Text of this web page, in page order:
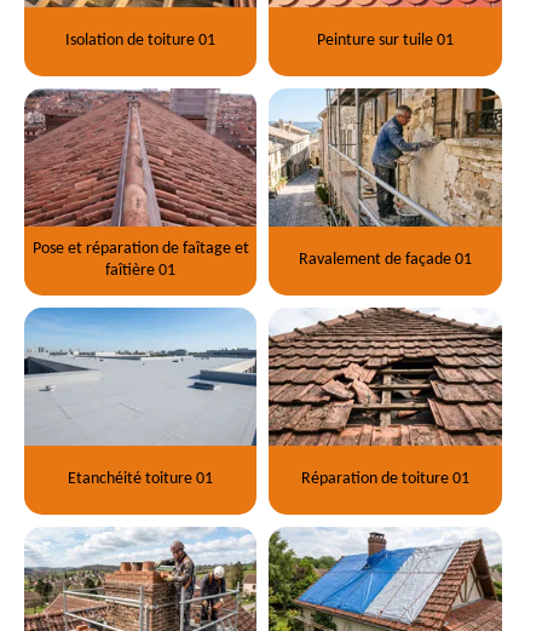
Isolation de toiture 01 Peinture sur tuile 01
Pose et réparation de faîtage et
faîtière 01
Ravalement de façade 01
Etanchéité toiture 01 Réparation de toiture 01